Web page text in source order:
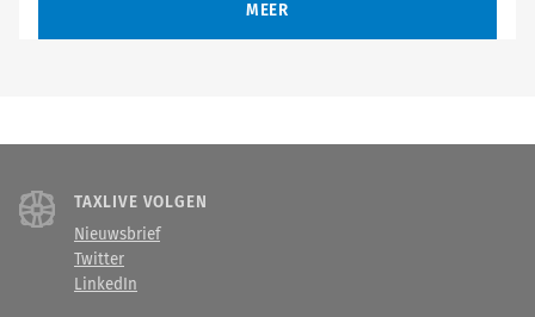
MEER
TAXLIVE VOLGEN
Nieuwsbrief
Twitter
LinkedIn